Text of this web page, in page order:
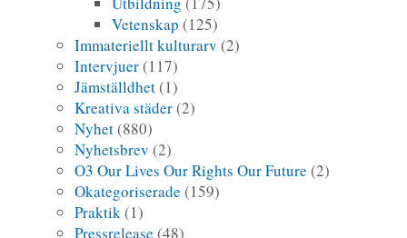
Vetenskap (125)
Immateriellt kulturarv (2)
Intervjuer(117)
Jämställdhet(1)
Kreativa städer(2)
Nyhet(880)
Nyhetsbrev (2)
O3 Our Lives Our Rights Our Future (2)
Okategoriserade (159)
Praktik (1)
Pressrelease (48)